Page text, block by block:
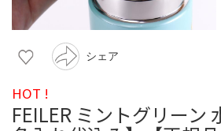
シェア
HOT !
FEILER ミントグリーン